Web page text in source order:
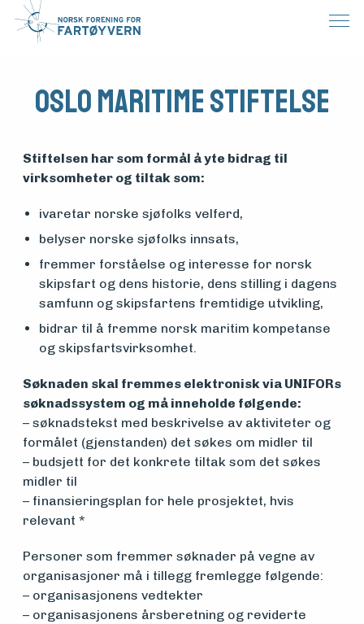
Medlemsfartøy
Søk
om
midler
Oslo Maritime Stiftelse
Stiftelsen har som formål å yte bidrag til
virksomheter og tiltak som:
ivaretar norske sjøfolks velferd,
belyser norske sjøfolks innsats,
fremmer forståelse og interesse for norsk
skipsfart og dens historie, dens stilling i dagens
samfunn og skipsfartens fremtidige utvikling,
bidrar til å fremme norsk maritim kompetanse
og skipsfartsvirksomhet.
Søknaden skal fremmes elektronisk via UNIFORs
søknadssystem og må inneholde følgende:
– søknadstekst med beskrivelse av aktiviteter og
formålet (gjenstanden) det søkes om midler til
– budsjett for det konkrete tiltak som det søkes
midler til
– finansieringsplan for hele prosjektet, hvis
relevant *
Personer som fremmer søknader på vegne av
organisasjoner må i tillegg fremlegge følgende:
– organisasjonens vedtekter
– organisasjonens årsberetning og reviderte